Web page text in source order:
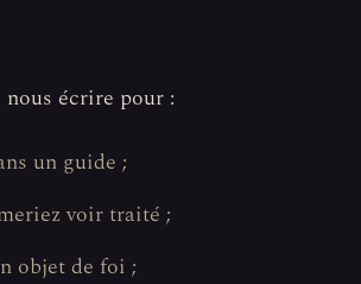
nous écrire pour :
un guide ;
voir traité ;
objet de foi ;